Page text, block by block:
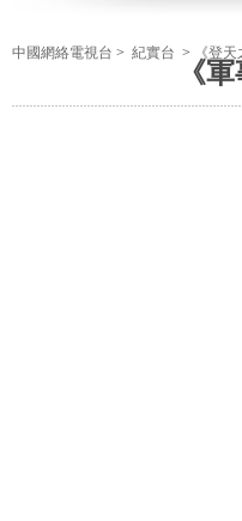
中國網絡電視台 > 紀實台 > 《登天
《